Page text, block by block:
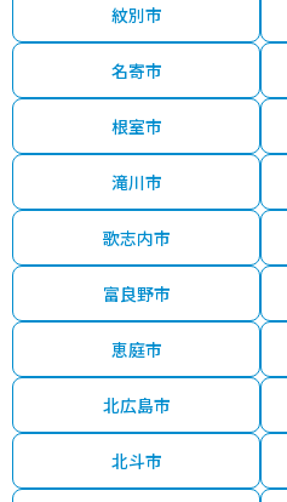
紋別市
名寄市
根室市
滝川市
歌志内市
富良野市
恵庭市
北広島市
北斗市